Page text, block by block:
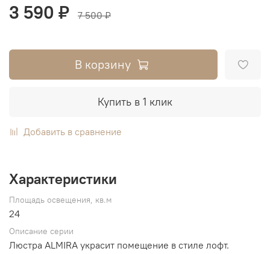
3 590 ₽ 7 500 ₽
В корзину
Купить в 1 клик
Добавить в сравнение
Характеристики
Площадь освещения, кв.м
24
Описание серии
Люстра ALMIRA украсит помещение в стиле лофт.